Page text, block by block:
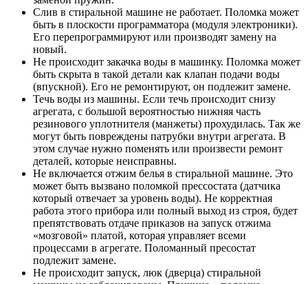
Слив в стиральной машине не работает. Поломка может
быть в плоскости программатора (модуля электроники).
Его перепрограммируют или производят замену на
новый.
Не происходит закачка воды в машинку. Поломка может
быть скрыта в такой детали как клапан подачи воды
(впускной). Его не ремонтируют, он подлежит замене.
Течь воды из машины. Если течь происходит снизу
агрегата, с большой вероятностью нижняя часть
резинового уплотнителя (манжеты) прохудилась. Так же
могут быть повреждены патрубки внутри агрегата. В
этом случае нужно поменять или произвести ремонт
деталей, которые неисправны.
Не включается отжим белья в стиральной машине. Это
может быть вызвано поломкой прессостата (датчика
который отвечает за уровень воды). Не корректная
работа этого прибора или полный выход из строя, будет
препятствовать отдаче приказов на запуск отжима
«мозговой» платой, которая управляет всеми
процессами в агрегате. Поломанный пресостат
подлежит замене.
Не происходит запуск, люк (дверца) стиральной